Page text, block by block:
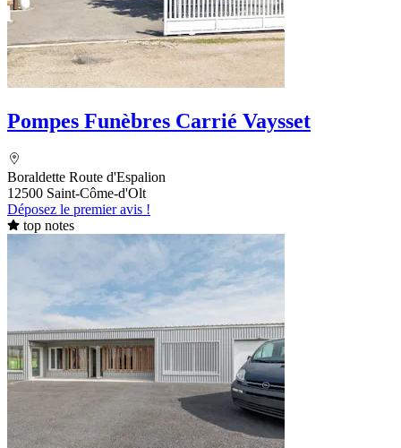
Pompes Funèbres Carrié Vaysset
Boraldette Route d'Espalion
12500 Saint-Côme-d'Olt
Déposez le premier avis !
top notes